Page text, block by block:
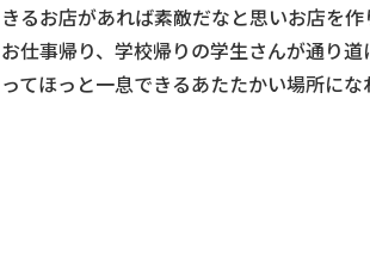
きるお店があれば素敵だなと思いお店を作
お仕事帰り、学校帰りの学生さんが通り
ってほっと一息できるあたたかい場所にな